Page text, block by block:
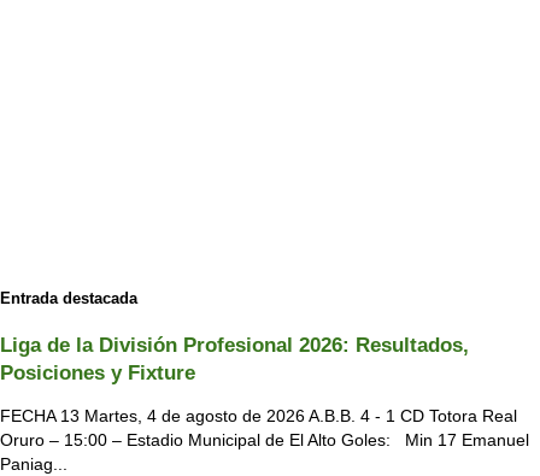
Entrada destacada
Liga de la División Profesional 2026: Resultados,
Posiciones y Fixture
FECHA 13 Martes, 4 de agosto de 2026 A.B.B. 4 - 1 CD Totora Real
Oruro – 15:00 – Estadio Municipal de El Alto Goles: Min 17 Emanuel
Paniag...